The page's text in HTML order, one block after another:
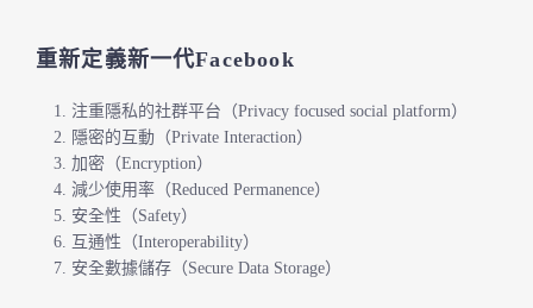
重新定義新一代Facebook
注重隱私的社群平台（Privacy focused social platform）
隱密的互動（Private Interaction）
加密（Encryption）
減少使用率（Reduced Permanence）
安全性（Safety）
互通性（Interoperability）
安全數據儲存（Secure Data Storage）